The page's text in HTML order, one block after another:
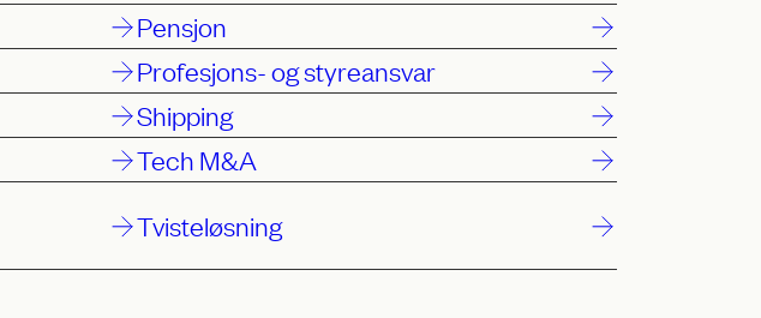
Pensjon
Profesjons- og styreansvar
Shipping
Tech M&A
Tvisteløsning